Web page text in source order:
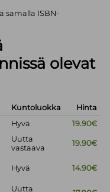
samalla ISBN-
olevat
Kuntoluokka
Hinta
Hyvä 19.90€
Uutta
vastaava
19.90€
Hyvä 14.90€
Uutta